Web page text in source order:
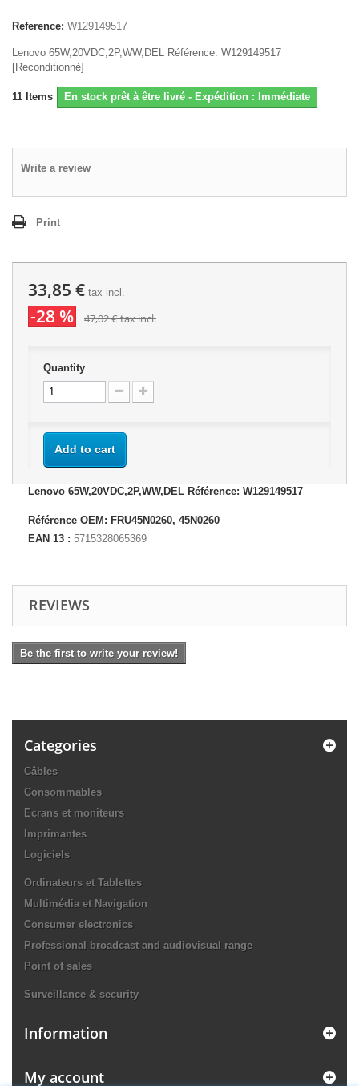
Reference: W129149517
Lenovo 65W,20VDC,2P,WW,DEL Référence: W129149517
[Reconditionné]
11 Items En stock prêt à être livré - Expédition : Immédiate
Write a review
Print
33,85 € tax incl.
-28 % 47,02 €tax incl.
Quantity
Add to cart
Lenovo 65W,20VDC,2P,WW,DEL Référence: W129149517
Référence OEM: FRU45N0260, 45N0260
EAN 13 : 5715328065369
REVIEWS
Be the first to write your review!
Categories
Câbles
Consommables
Ecrans et moniteurs
Imprimantes
Logiciels
Ordinateurs et Tablettes
Multimédia et Navigation
Consumer electronics
Professional broadcast and audiovisual range
Point of sales
Surveillance & security
Information
My account